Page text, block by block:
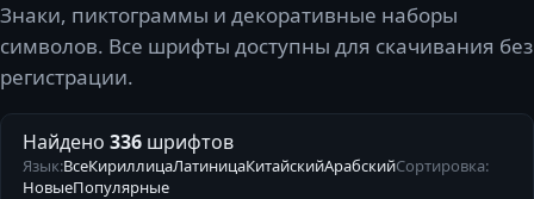
Знаки, пиктограммы и декоративные наборы
символов. Все шрифты доступны для скачивания без
регистрации.
Найдено 336 шрифтов
Язык:ВсеКириллицаЛатиницаКитайскийАрабскийСортировка:
НовыеПопулярные